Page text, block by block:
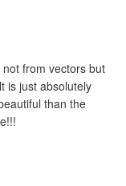
from vectors but
is just absolutely
than the